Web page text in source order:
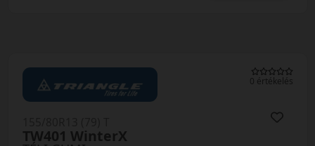
0 értékelés
TW401 WinterX